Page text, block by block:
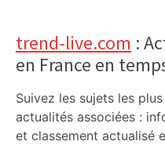
trend-live.com :
en France en
Suivez les sujets les
actualités associées :
et classement actualisé